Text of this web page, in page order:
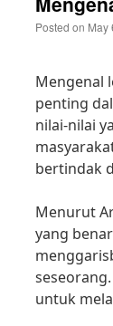
Posted on May
Mengenal
penting
nilai-nilai
bertindak
Menurut
yang
untuk